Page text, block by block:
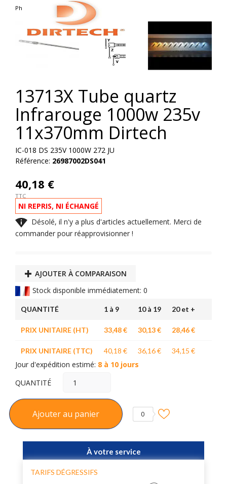
Photo non contractuelle
13713X Tube quartz
Infrarouge 1000w 235v
11x370mm Dirtech
IC-018 DS 235V 1000W 272 JU
Référence: 26987002DS041
40,18 €
TTC
NI REPRIS, NI ÉCHANGÉ
 Désolé, il n'y a plus d'articles actuellement. Merci de
commander pour réapprovisionner !
AJOUTER À COMPARAISON
Stock disponible immédiatement: 0
QUANTITÉ 1 à 9 10 à 19 20 et +
PRIX UNITAIRE (HT) 33,48 € 30,13 € 28,46 €
PRIX UNITAIRE (TTC) 40,18 € 36,16 € 34,15 €
Jour d'expédition estimé: 8 à 10 jours
QUANTITÉ
Ajouter au panier 0
À votre service
TARIFS DÉGRESSIFS